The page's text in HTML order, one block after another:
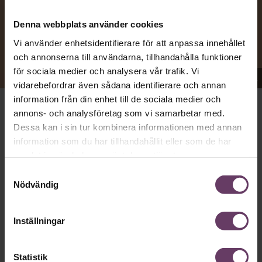
Denna webbplats använder cookies
Vi använder enhetsidentifierare för att anpassa innehållet
och annonserna till användarna, tillhandahålla funktioner
för sociala medier och analysera vår trafik. Vi
vidarebefordrar även sådana identifierare och annan
information från din enhet till de sociala medier och
annons- och analysföretag som vi samarbetar med.
Dessa kan i sin tur kombinera informationen med annan
information som du har tillhandahållit eller som de har
Nödvändig
Inställningar
Statistik
Appen Sinceerly imiterar vd:ars kortfattade språk.
VD:AR KAN VARA SVÅRAatt nå och besvarar inte alltid
mejl från främlingar. Men studentenBen Horwitzpå
Harvard Business School kom på ett trick: Han skapade
en app som imiterar toppchefernas sätt att skriva, med
meddelanden bestående av en enda rad.
”Jag skrev till fem vd:ar och fyra svarade”, säger han till
Horwitz har nu utvecklat sitt trick till en affärsidé: appen